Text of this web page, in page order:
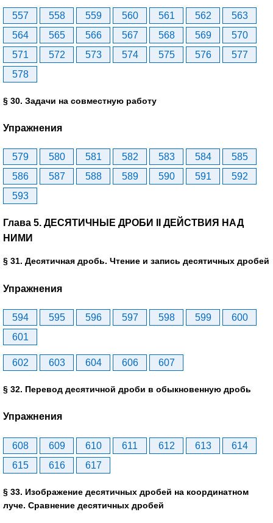
557 558 559 560 561 562
563
564
565 566 567 568 569
570
571
572 573 574 575 576
577
578
§ 30. Задачи на совместную работу
Упражнения
579 580 581 582 583 584
585
586
587 588 589 590 591
592
593
Глава 5. ДЕСЯТИЧНЫЕ ДРОБИ II ДЕЙСТВИЯ НАД
НИМИ
§ 31. Десятичная дробь. Чтение и запись десятичных дробей
Упражнения
594 595 596 597 598 599
600
601
602 603 604 606 607
§ 32. Перевод десятичной дроби в обыкновенную дробь
Упражнения
608 609 610 611 612 613
614
615
616 617
§ 33. Изображение десятичных дробей на координатном
луче. Сравнение десятичных дробей